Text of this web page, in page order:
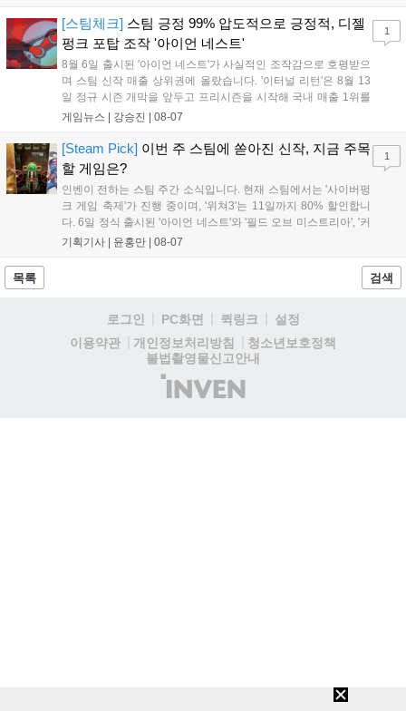
17일까지 이어지는 이번 행사는 신규 세트 체험과 공연 등 다양한 즐길
거리를 제공하며, 이후 현대백화점 판교점에서도 행사가 이어질 예정입
니다. 연말에는 라스베이거스 오픈이 개최됩니다....
[스팀체크] 스팀 긍정 99% 압도적으로 긍정적, 디젤
펑크 포탑 조작 '아이언 네스트'
8월 6일 출시된 '아이언 네스트'가 사실적인 조작감으로 호평받으
며 스팀 신작 매출 상위권에 올랐습니다. '이터널 리턴'은 8월 13
일 정규 시즌 개막을 앞두고 프리시즌을 시작해 국내 매출 1위를
기록했습니다. 25주년을 맞은 '고스트 리콘' 시리즈는 8월 6일 쇼
'마블 투혼: 파이팅 소울즈'와 레트로 수리 시뮬레이션 '리스토
리'도 스팀에 정식 출시되었습니다....
게임뉴스 | 강승진 08-07
1
[Steam Pick] 이번 주 스팀에 쏟아진 신작, 지금 주목
할 게임은?
인벤이 전하는 스팀 주간 소식입니다. 현재 스팀에서는 '사이버펑
크 게임 축제'가 진행 중이며, '위쳐3'는 11일까지 80% 할인합니
다. 6일 정식 출시된 '아이언 네스트'와 '필드 오브 미스트리아', '커
세어 코브'가 호평받고 있습니다. 한편, 7일 출시된 '마블 투혼'은
다. 유비소프트의 '고스트리콘: 와일드랜드'는 7년 만의 대규모 업
기획기사 | 윤홍만 08-07
1
목록 검색
로그인 PC화면 퀵링크
설정
이용약관
개인정보처리방침
청소년보호정책
불법촬영물신고안내
(주)
인